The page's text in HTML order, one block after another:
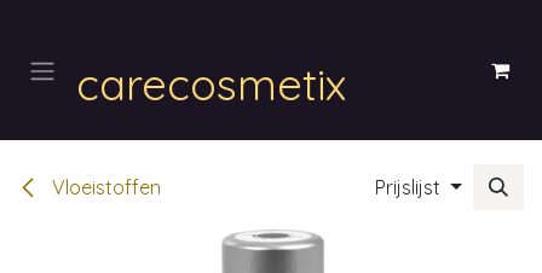
carecosmetix
Vloeistoffen Prijslijst